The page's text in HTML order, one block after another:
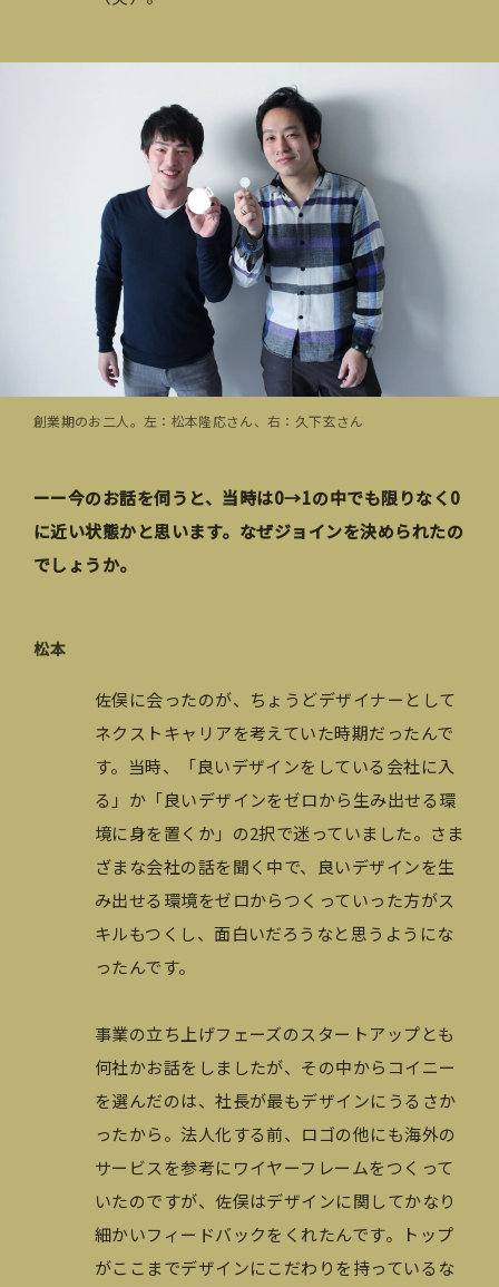
創業期のお二人。左：松本隆応さん、右：久下玄さん
ーー今のお話を伺うと、当時は0→1の中でも限りなく0
に近い状態かと思います。なぜジョインを決められたの
でしょうか。
松本
佐俣に会ったのが、ちょうどデザイナーとして
ネクストキャリアを考えていた時期だったんで
す。当時、「良いデザインをしている会社に入
る」か「良いデザインをゼロから生み出せる環
境に身を置くか」の2択で迷っていました。さま
ざまな会社の話を聞く中で、良いデザインを生
み出せる環境をゼロからつくっていった方がス
キルもつくし、面白いだろうなと思うようにな
ったんです。
事業の立ち上げフェーズのスタートアップとも
何社かお話をしましたが、その中からコイニー
を選んだのは、社長が最もデザインにうるさか
ったから。法人化する前、ロゴの他にも海外の
サービスを参考にワイヤーフレームをつくって
いたのですが、佐俣はデザインに関してかなり
細かいフィードバックをくれたんです。トップ
がここまでデザインにこだわりを持っているな